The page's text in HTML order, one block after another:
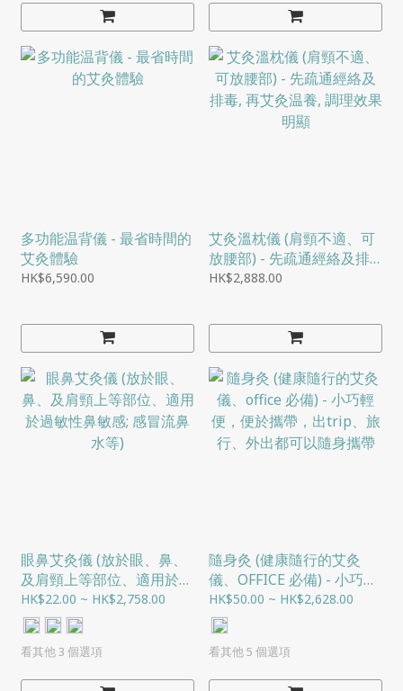
多功能温背儀 - 最省時間的
艾灸體驗
HK$6,590.00
艾灸溫枕儀 (肩頸不適、可
放腰部) - 先疏通經絡及排
毒, 再艾灸温養, 調理效果明
HK$2,888.00
眼鼻艾灸儀 (放於眼、鼻、
及肩頸上等部位、適用於過
敏性鼻敏感; 感冒流鼻水等)
HK$22.00 ~ HK$2,758.00
看其他 3 個選項
隨身灸 (健康隨行的艾灸
儀、OFFICE 必備) - 小巧輕
便，便於攜帶，出TRIP、
旅行、外出都可以隨身攜帶
HK$50.00 ~ HK$2,628.00
看其他 5 個選項